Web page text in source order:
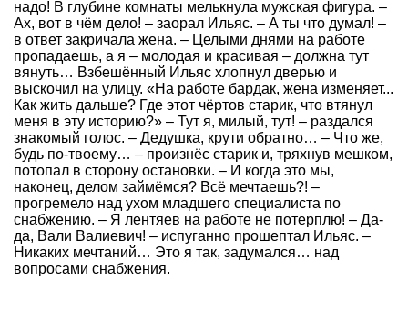
надо! В глубине комнаты мелькнула мужская фигура. –
Ах, вот в чём дело! – заорал Ильяс. – А ты что думал! –
в ответ закричала жена. – Целыми днями на работе
пропадаешь, а я – молодая и красивая – должна тут
вянуть… Взбешённый Ильяс хлопнул дверью и
выскочил на улицу. «На работе бардак, жена изменяет...
Как жить дальше? Где этот чёртов старик, что втянул
меня в эту историю?» – Тут я, милый, тут! – раздался
знакомый голос. – Дедушка, крути обратно… – Что же,
будь по-твоему… – произнёс старик и, тряхнув мешком,
потопал в сторону остановки. – И когда это мы,
наконец, делом займёмся? Всё мечтаешь?! –
прогремело над ухом младшего специалиста по
снабжению. – Я лентяев на работе не потерплю! – Да-
да, Вали Валиевич! – испуганно прошептал Ильяс. –
Никаких мечтаний… Это я так, задумался… над
вопросами снабжения.